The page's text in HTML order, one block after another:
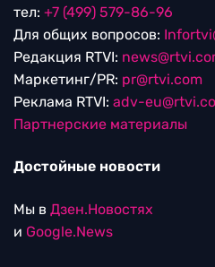
тел: +7 (499) 579-86-96
Для общих вопросов:
Редакция RTVI:
Маркетинг/PR: pr@rtvi.com
Реклама RTVI: adv-
Партнерские материалы
Достойные новости
Мы в Дзен.Новостях
и Google.News